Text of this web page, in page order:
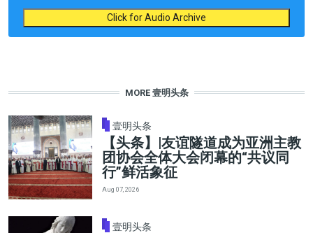
Click for Audio Archive
MORE 壹明头条
壹明头条
【头条】|友谊隧道成为亚洲主教
团协会全体大会闭幕的“共议同
行”鲜活象征
Aug 07, 2026
壹明头条